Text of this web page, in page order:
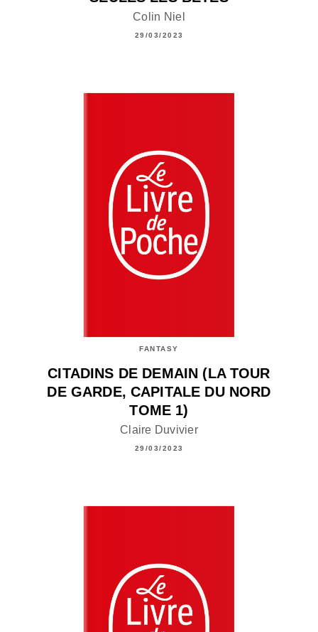
Colin Niel
29/03/2023
FANTASY
CITADINS DE DEMAIN (LA TOUR
DE GARDE, CAPITALE DU NORD
TOME 1)
Claire Duvivier
29/03/2023